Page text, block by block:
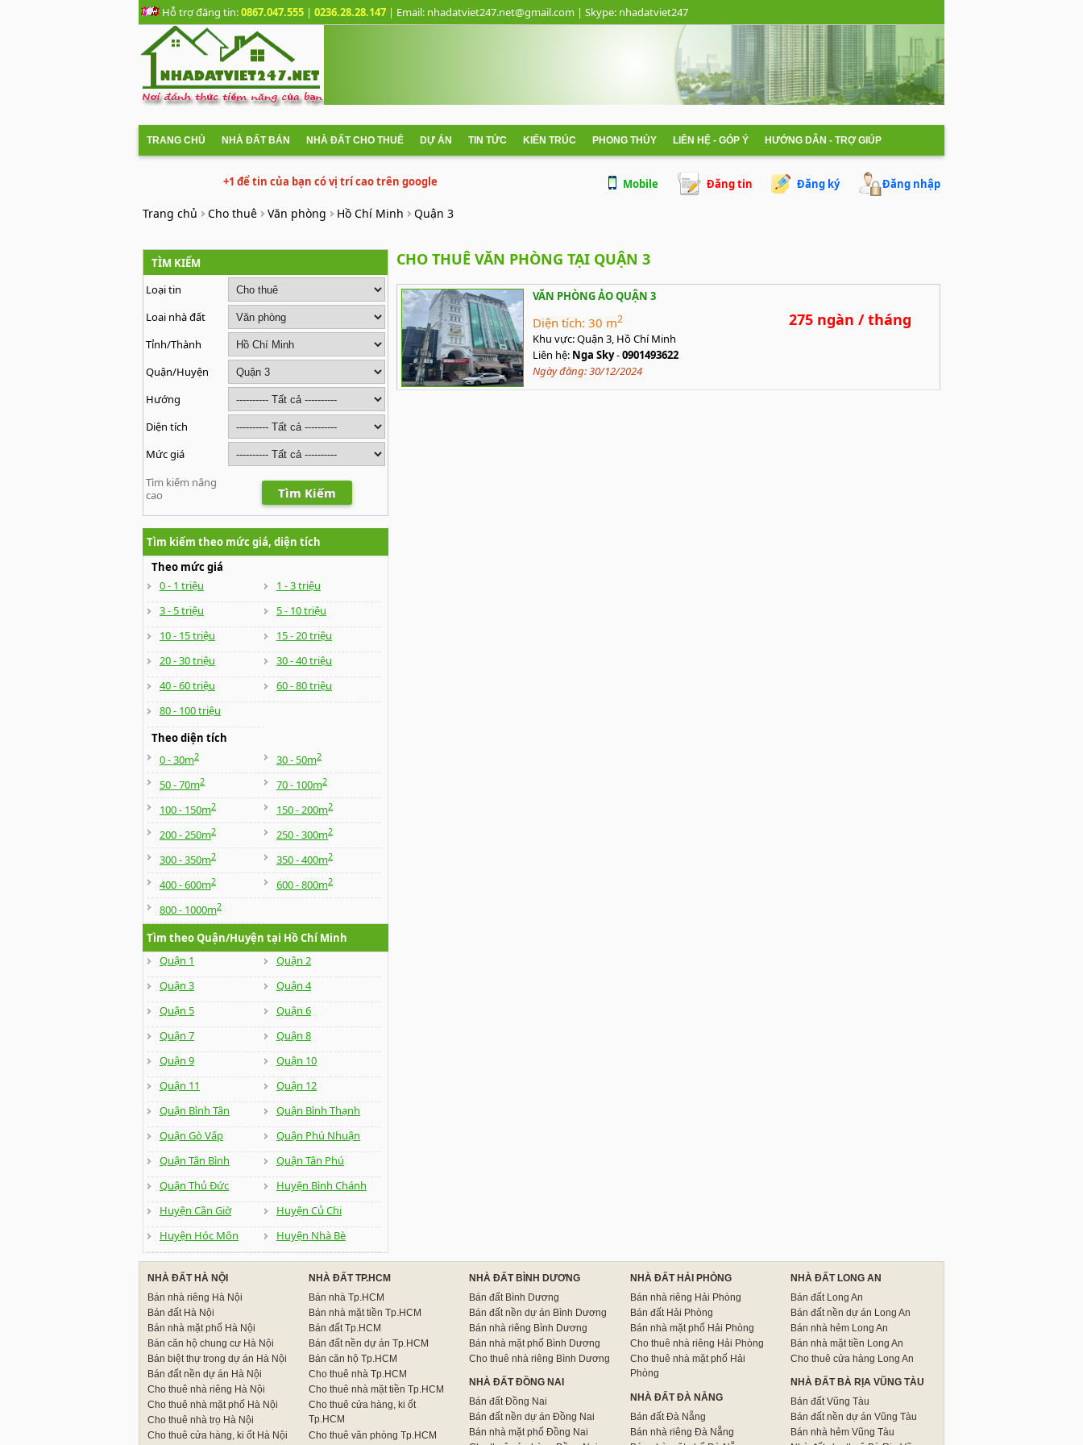
Hỗ trợ đăng tin:0867.047.555 | 0236.28.28.147 | Email: nhadatviet247.net@gmail.com | Skype: nhadatviet247
TRANG CHỦ NHÀ ĐẤT BÁN NHÀ ĐẤT CHO THUÊ DỰ ÁN TIN TỨC KIẾN TRÚC PHONG THỦY LIÊN HỆ - GÓP Ý HƯỚNG DẪN - TRỢ GIÚP
+1 để tin của bạn có vị trí cao trên google Mobile Đăng tin Đăng ký Đăng nhập
Trang chủ Cho thuê Văn phòng Hồ Chí Minh Quận 3
TÌM KIẾM
Loại tin
Loai nhà đất
Tỉnh/Thành
Quận/Huyện
Hướng
Diện tích
Mức giá
Tìm kiếm nâng
cao
Tìm Kiếm
Tìm kiếm theo mức giá, diện tích
Theo mức giá
0 - 1 triệu
1 - 3 triệu
3 - 5 triệu
5 - 10 triệu
10 - 15 triệu
15 - 20 triệu
20 - 30 triệu
30 - 40 triệu
40 - 60 triệu
60 - 80 triệu
80 - 100 triệu
Theo diện tích
0 - 30m2 30 - 50m2
50 - 70m2 70 - 100m2
100 - 150m2 150 - 200m2
200 - 250m2 250 - 300m2
300 - 350m2 350 - 400m2
400 - 600m2 600 - 800m2
800 - 1000m2
Tìm theo Quận/Huyện tại Hồ Chí Minh
Quận 1
Quận 2
Quận 3
Quận 4
Quận 5
Quận 6
Quận 7
Quận 8
Quận 9
Quận 10
Quận 11
Quận 12
Quận Bình Tân
Quận Bình Thạnh
Quận Gò Vấp
Quận Phú Nhuận
Quận Tân Bình
Quận Tân Phú
Quận Thủ Đức
Huyện Bình Chánh
Huyện Cần Giờ
Huyện Củ Chi
Huyện Hóc Môn
Huyện Nhà Bè
CHO THUÊ VĂN PHÒNG TẠI QUẬN 3
VĂN PHÒNG ẢO QUẬN 3
Diện tích: 30 m2 275 ngàn / tháng
Khu vực:Quận 3, Hồ Chí Minh
Liên hệ: Nga Sky-0901493622
Ngày đăng:30/12/2024
NHÀ ĐẤT HÀ NỘI
Bán nhà riêng Hà Nội
Bán đất Hà Nội
Bán nhà mặt phố Hà Nội
Bán căn hộ chung cư Hà Nội
Bán biệt thự trong dự án Hà Nội
Bán đất nền dự án Hà Nội
Cho thuê nhà riêng Hà Nội
Cho thuê nhà mặt phố Hà Nội
Cho thuê nhà trọ Hà Nội
Cho thuê cửa hàng, ki ốt Hà Nội
NHÀ ĐẤT TP.HCM
Bán nhà Tp.HCM
Bán nhà mặt tiền Tp.HCM
Bán đất Tp.HCM
Bán đất nền dự án Tp.HCM
Bán căn hộ Tp.HCM
Cho thuê nhà Tp.HCM
Cho thuê nhà mặt tiền Tp.HCM
Cho thuê cửa hàng, ki ốt
Tp.HCM
Cho thuê văn phòng Tp.HCM
NHÀ ĐẤT BÌNH DƯƠNG
Bán đất Bình Dương
Bán đất nền dự án Bình Dương
Bán nhà riêng Bình Dương
Bán nhà mặt phố Bình Dương
Cho thuê nhà riêng Bình Dương
NHÀ ĐẤT ĐỒNG NAI
Bán đất Đồng Nai
Bán đất nền dự án Đồng Nai
Bán nhà mặt phố Đồng Nai
NHÀ ĐẤT HẢI PHÒNG
Bán nhà riêng Hải Phòng
Bán đất Hải Phòng
Bán nhà mặt phố Hải Phòng
Cho thuê nhà riêng Hải Phòng
Cho thuê nhà mặt phố Hải
Phòng
NHÀ ĐẤT ĐÀ NẴNG
Bán đất Đà Nẵng
Bán nhà riêng Đà Nẵng
NHÀ ĐẤT LONG AN
Bán đất Long An
Bán đất nền dự án Long An
Bán nhà hẻm Long An
Bán nhà mặt tiền Long An
Cho thuê cửa hàng Long An
NHÀ ĐẤT BÀ RỊA VŨNG TÀU
Bán đất Vũng Tàu
Bán đất nền dự án Vũng Tàu
Bán nhà hẻm Vũng Tàu